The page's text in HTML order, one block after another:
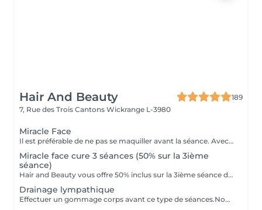
Hair And Beauty
189
7, Rue des Trois Cantons Wickrange L-3980
Miracle Face
Il est préférable de ne pas se maquiller avant la séance. Avec un effet de lifting immédiat, ce massage facial draine, accentue les contours du visage et favorise la revitalisation naturelle de la peau. Il a pour fonction de drainer (poches,d'entretenir la jawline et d'entretenir un joli contour du visage. Avec des manoeuvres de drainage lymphatique et un massage très protocolaire cela permet d'obtenir un résultat aussi spécial que la version corporelle Renata Franca.
Miracle face cure 3 séances (50% sur la 3ième
séance)
Hair and Beauty vous offre 50% inclus sur la 3ième séance de votre abonnement
Drainage lympathique
Effectuer un gommage corps avant ce type de séances.Nous agissons sur la rétention d'eau,la cellulite aqueuse,adipeuse et fibreuse.Nous activons l'élimination des toxines accélerant la circulation de la lymphe et du sang. ..